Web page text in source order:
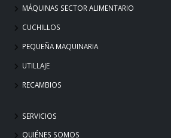
MÁQUINAS SECTOR ALIMENTARIO
CUCHILLOS
PEQUEÑA MAQUINARIA
UTILLAJE
RECAMBIOS
SERVICIOS
QUIÉNES SOMOS